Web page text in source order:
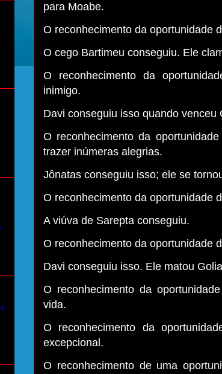
para Moabe.
O reconhecimento da oportunidade
O cego Bartimeu conseguiu. Ele
O reconhecimento da
inimigo.
Davi conseguiu isso quando venceu
O reconhecimento da
trazer inúmeras alegrias.
Jônatas conseguiu isso; ele se
O reconhecimento da oportunidade
A viúva de Sarepta conseguiu.
O reconhecimento da oportunidade
Davi conseguiu isso. Ele matou
O reconhecimento da
vida.
O reconhecimento da
excepcional.
O reconhecimento de uma